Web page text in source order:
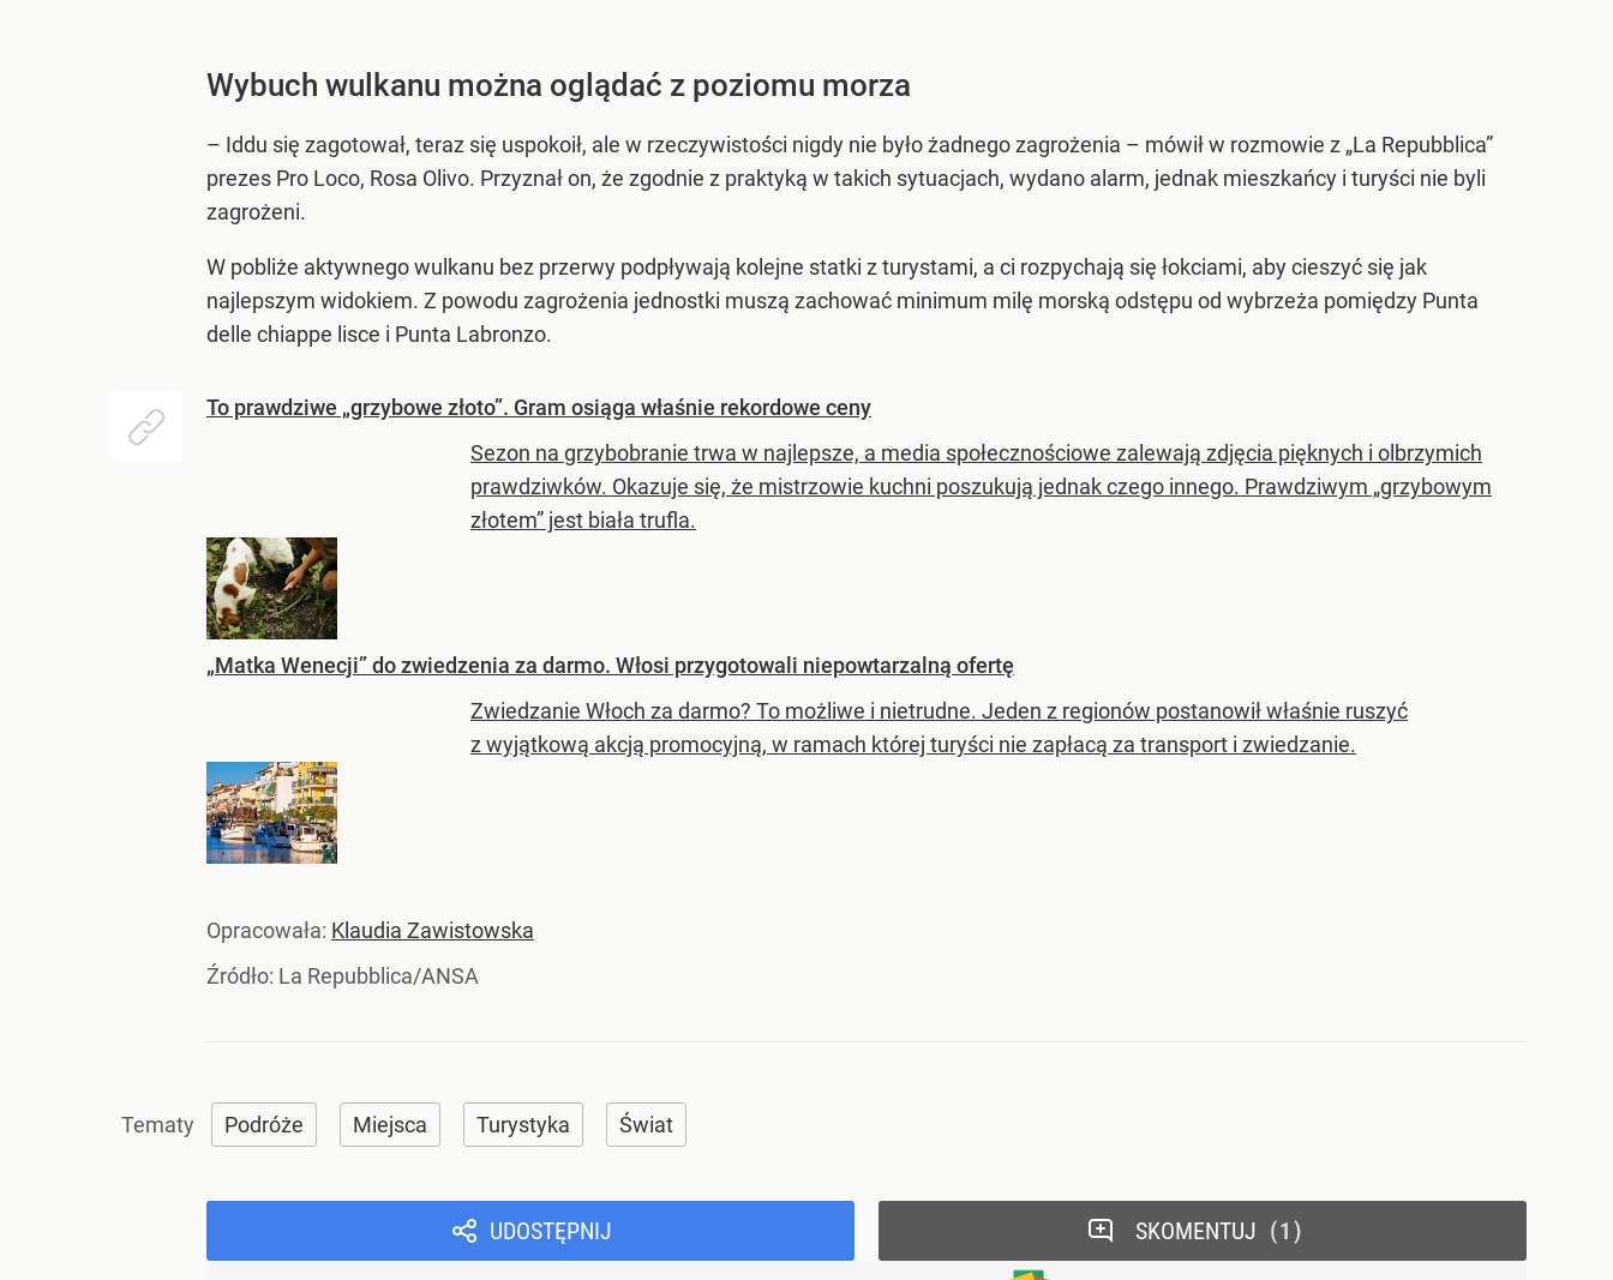
Wybuch wulkanu można oglądać z poziomu morza
– Iddu się zagotował, teraz się uspokoił, ale w rzeczywistości nigdy nie było żadnego zagrożenia – mówił w rozmowie z „La Repubblica”
prezes Pro Loco, Rosa Olivo. Przyznał on, że zgodnie z praktyką w takich sytuacjach, wydano alarm, jednak mieszkańcy i turyści nie byli
zagrożeni.
W pobliże aktywnego wulkanu bez przerwy podpływają kolejne statki z turystami, a ci rozpychają się łokciami, aby cieszyć się jak
najlepszym widokiem. Z powodu zagrożenia jednostki muszą zachować minimum milę morską odstępu od wybrzeża pomiędzy Punta
delle chiappe lisce i Punta Labronzo.
To prawdziwe „grzybowe złoto”. Gram osiąga właśnie rekordowe ceny
Sezon na grzybobranie trwa w najlepsze, a media społecznościowe zalewają zdjęcia pięknych i olbrzymich
prawdziwków. Okazuje się, że mistrzowie kuchni poszukują jednak czego innego. Prawdziwym „grzybowym
złotem” jest biała trufla.
„Matka Wenecji” do zwiedzenia za darmo. Włosi przygotowali niepowtarzalną ofertę
Zwiedzanie Włoch za darmo? To możliwe i nietrudne. Jeden z regionów postanowił właśnie ruszyć
z wyjątkową akcją promocyjną, w ramach której turyści nie zapłacą za transport i zwiedzanie.
Opracowała: Klaudia Zawistowska
Źródło: La Repubblica/ANSA
Podróże Miejsca Turystyka Świat
UDOSTĘPNIJ SKOMENTUJ 1